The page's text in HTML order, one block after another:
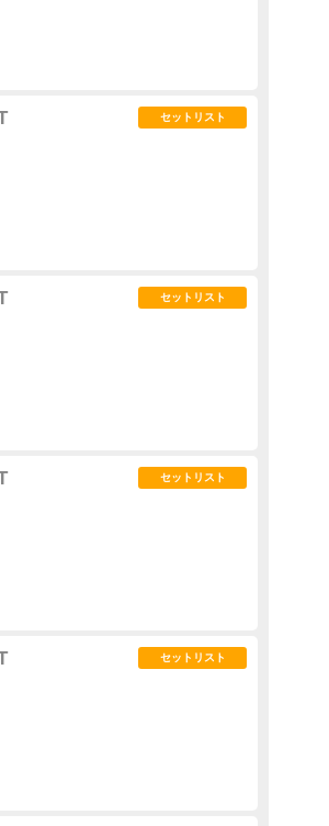
セットリスト
セットリスト
セットリスト
セットリスト